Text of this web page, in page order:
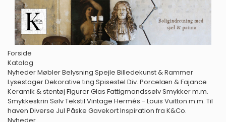
Forside
Katalog
NyhederMøblerBelysning Spejle Billedekunst & Rammer
LysestagerDekorative ting Spisestel Div. Porcelæn & Fajance
Keramik & stentøj FigurerGlas FattigmandssølvSmykker m.m.
Smykkeskrin SølvTekstil Vintage Hermés - Louis Vuitton m.m. Til
haven Diverse Jul Påske GavekortInspiration fra K&Co.
Nyheder